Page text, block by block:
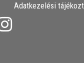
Adatkezelési